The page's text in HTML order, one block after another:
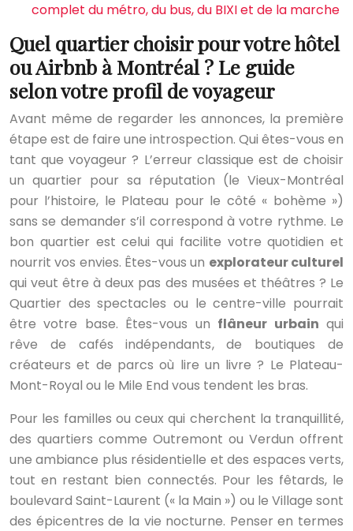
complet du métro, du bus, du BIXI et de la marche
Quel quartier choisir pour votre hôtel
ou Airbnb à Montréal ? Le guide
selon votre profil de voyageur
Avant même de regarder les annonces, la première
étape est de faire une introspection. Qui êtes-vous en
tant que voyageur ? L’erreur classique est de choisir
un quartier pour sa réputation (le Vieux-Montréal
pour l’histoire, le Plateau pour le côté « bohème »)
sans se demander s’il correspond à votre rythme. Le
bon quartier est celui qui facilite votre quotidien et
nourrit vos envies. Êtes-vous un explorateur culturel
qui veut être à deux pas des musées et théâtres ? Le
Quartier des spectacles ou le centre-ville pourrait
être votre base. Êtes-vous un flâneur urbain qui
rêve de cafés indépendants, de boutiques de
créateurs et de parcs où lire un livre ? Le Plateau-
Mont-Royal ou le Mile End vous tendent les bras.
Pour les familles ou ceux qui cherchent la tranquillité,
des quartiers comme Outremont ou Verdun offrent
une ambiance plus résidentielle et des espaces verts,
tout en restant bien connectés. Pour les fêtards, le
boulevard Saint-Laurent (« la Main ») ou le Village sont
des épicentres de la vie nocturne. Penser en termes